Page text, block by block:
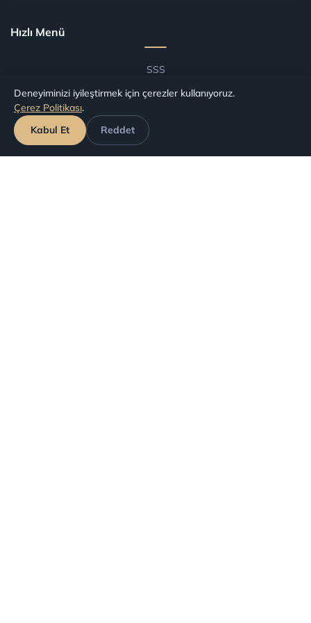
Hızlı Menü
SSS
Blog
Şartlar ve Koşullar
Havalimanlarına Göre Tazminat
Havayollarına Göre Tazminat
Deneyiminizi iyileştirmek için çerezler kullanıyoruz.
Çerez Politikası.
Kabul Et
Reddet